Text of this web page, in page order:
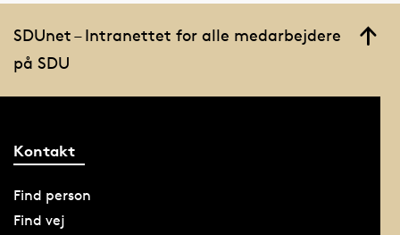
SDUnet – Intranettet for alle medarbejdere
på SDU
Kontakt
Find person
Find vej